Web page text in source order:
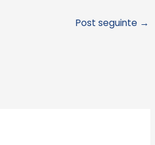
Post seguinte →